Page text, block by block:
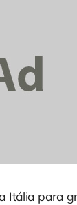
Itália para